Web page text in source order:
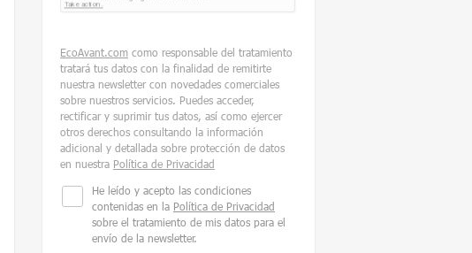
EcoAvant.com como responsable del tratamiento
tratará tus datos con la finalidad de remitirte
nuestra newsletter con novedades comerciales
sobre nuestros servicios. Puedes acceder,
rectificar y suprimir tus datos, así como ejercer
otros derechos consultando la información
adicional y detallada sobre protección de datos
en nuestra Política de Privacidad
He leído y acepto las condiciones
contenidas en la Política de Privacidad
sobre el tratamiento de mis datos para el
envío de la newsletter.